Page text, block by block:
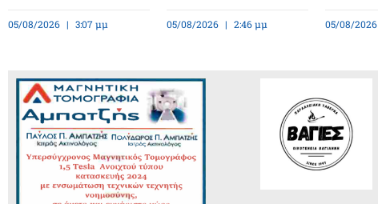
05/08/2026 3:07 μμ 05/08/2026 2:46 μμ 05/08/2026